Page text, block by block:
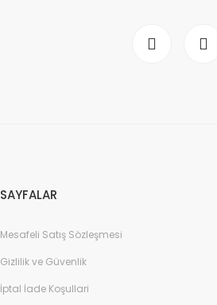
SAYFALAR
Mesafeli Satış Sözleşmesi
Gizlilik ve Güvenlik
İptal İade Koşullari